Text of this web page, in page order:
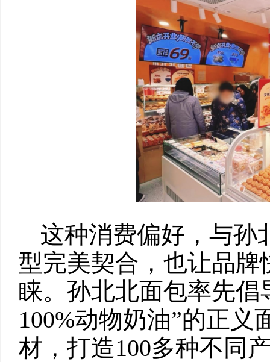
这种消费偏好，与孙
型完美契合，也让品
睐。孙北北面包率先倡
100%动物奶油”的正
材，打造100多种不同